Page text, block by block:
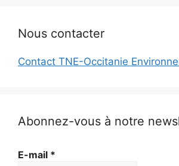
Nous contacter
Contact TNE-Occitanie
Abonnez-vous à notre
E-mail *